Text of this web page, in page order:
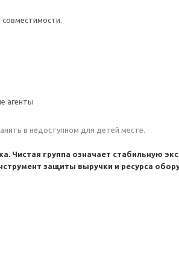
агенты
в недоступном для детей месте.
Чистая группа означает стабильную
защиты выручки и ресурса